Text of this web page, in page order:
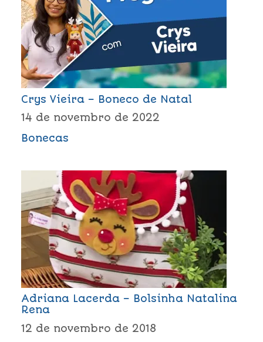
Crys Vieira – Boneco de Natal
14 de novembro de 2022
Bonecas
Adriana Lacerda – Bolsinha Natalina
Rena
12 de novembro de 2018